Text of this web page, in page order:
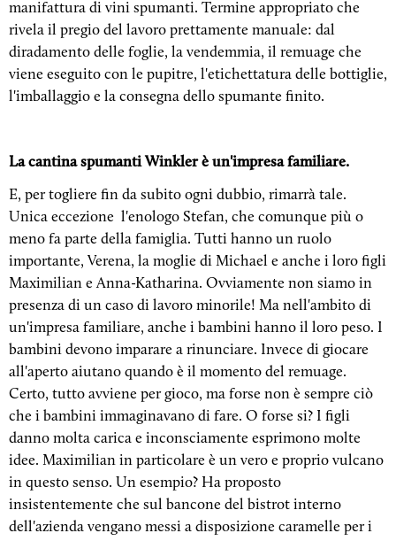
manifattura di vini spumanti. Termine appropriato che
rivela il pregio del lavoro prettamente manuale: dal
diradamento delle foglie, la vendemmia, il remuage che
viene eseguito con le pupitre, l'etichettatura delle bottiglie,
l'imballaggio e la consegna dello spumante finito.
La cantina spumanti Winkler è un'impresa familiare.
E, per togliere fin da subito ogni dubbio, rimarrà tale.
Unica eccezione l'enologo Stefan, che comunque più o
meno fa parte della famiglia. Tutti hanno un ruolo
importante, Verena, la moglie di Michael e anche i loro figli
Maximilian e Anna-Katharina. Ovviamente non siamo in
presenza di un caso di lavoro minorile! Ma nell'ambito di
un'impresa familiare, anche i bambini hanno il loro peso. I
bambini devono imparare a rinunciare. Invece di giocare
all'aperto aiutano quando è il momento del remuage.
Certo, tutto avviene per gioco, ma forse non è sempre ciò
che i bambini immaginavano di fare. O forse si? I figli
danno molta carica e inconsciamente esprimono molte
idee. Maximilian in particolare è un vero e proprio vulcano
in questo senso. Un esempio? Ha proposto
insistentemente che sul bancone del bistrot interno
dell'azienda vengano messi a disposizione caramelle per i